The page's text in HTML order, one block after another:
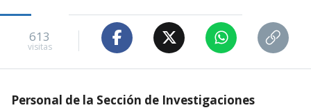
613
visitas
Personal de la Sección de Investigaciones